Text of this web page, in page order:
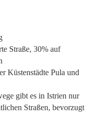
Straße, 30% auf
Küstenstädte Pula und
gibt es in Istrien nur
Straßen, bevorzugt